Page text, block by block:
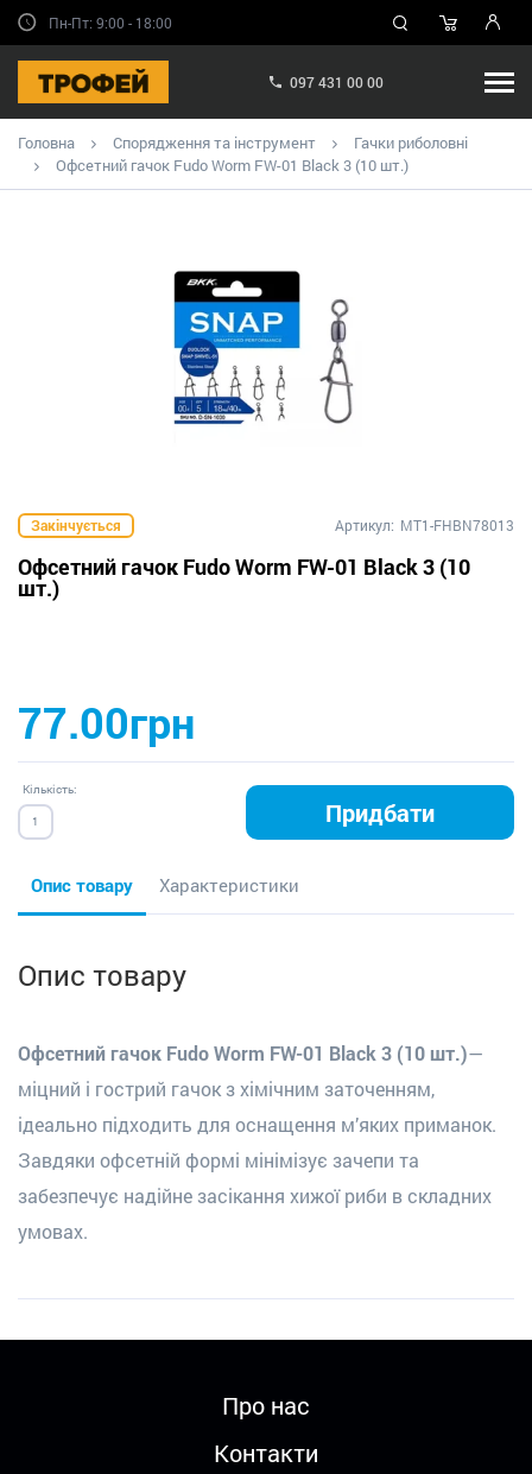
Пн-Пт: 9:00 - 18:00
097 431 00 00
Головна Спорядження та інструмент
Гачки риболовні
Офсетний гачок Fudo Worm FW-01 Black 3 (10 шт.)
Закінчується Артикул: MT1-FHBN78013
Офсетний гачок Fudo Worm FW-01 Black 3 (10
шт.)
77.00грн
Кількість:
Придбати
Опис товару Характеристики
Опис товару
Офсетний гачок Fudo Worm FW-01 Black 3 (10 шт.)—
міцний і гострий гачок з хімічним заточенням,
ідеально підходить для оснащення м’яких приманок.
Завдяки офсетній формі мінімізує зачепи та
забезпечує надійне засікання хижої риби в складних
умовах.
Про нас
Контакти